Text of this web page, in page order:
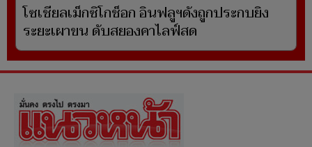
โซเชียลเม็กซิโกช็อก อินฟลูฯดังถูกประกบยิง
ระยะเผาขน ดับสยองคาไลฟ์สด